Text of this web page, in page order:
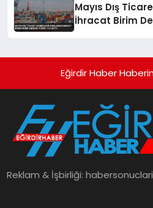
Mayıs Dış
İhracat Birim
Eğirdir Haber
Reklam & İşbirliği: